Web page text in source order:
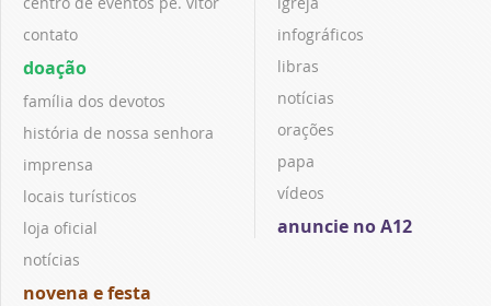
contato
doação
família dos devotos
história de nossa senhora
imprensa
locais turísticos
loja oficial
notícias
novena e festa
infográficos
libras
notícias
orações
papa
vídeos
anuncie no A12